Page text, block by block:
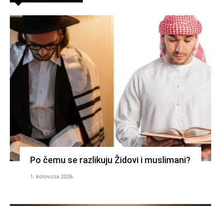
Po čemu se razlikuju Židovi i muslimani?
1. kolovoza 2026.